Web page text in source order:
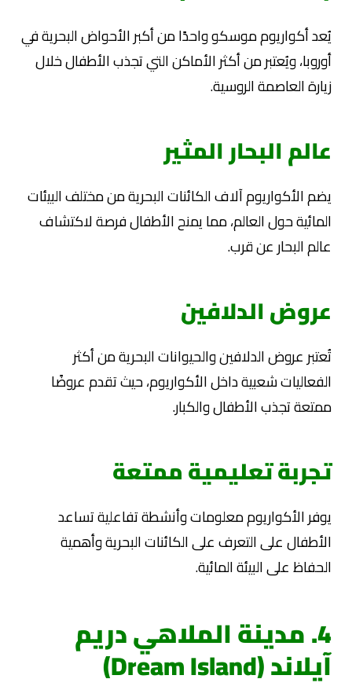
يُعد أكواريوم موسكو واحدًا من أكبر الأحواض البحرية في
أوروبا، ويُعتبر من أكثر الأماكن التي تجذب الأطفال خلال
زيارة العاصمة الروسية.
عالم البحار المثير
يضم الأكواريوم آلاف الكائنات البحرية من مختلف البيئات
المائية حول العالم، مما يمنح الأطفال فرصة لاكتشاف
عالم البحار عن قرب.
عروض الدلافين
تُعتبر عروض الدلافين والحيوانات البحرية من أكثر
الفعاليات شعبية داخل الأكواريوم، حيث تقدم عروضًا
ممتعة تجذب الأطفال والكبار.
تجربة تعليمية ممتعة
يوفر الأكواريوم معلومات وأنشطة تفاعلية تساعد
الأطفال على التعرف على الكائنات البحرية وأهمية
الحفاظ على البيئة المائية.
4. مدينة الملاهي دريم
آيلاند (Dream Island)